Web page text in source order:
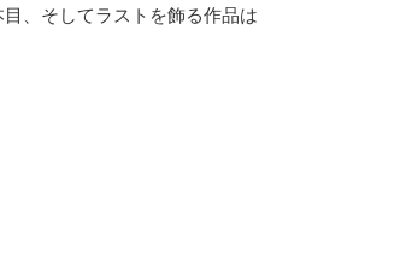
、そしてラストを飾る作品は